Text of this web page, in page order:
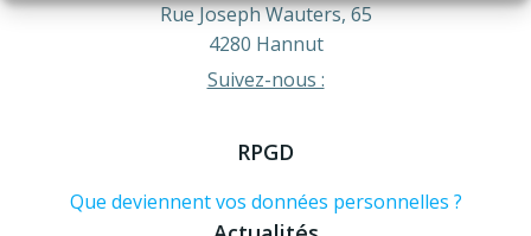
Rue Joseph Wauters, 65
4280 Hannut
Suivez-nous :
RPGD
Que deviennent vos données personnelles ?